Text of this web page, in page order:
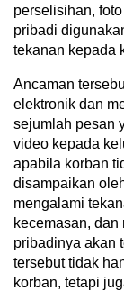
perselisihan,
pribadi
tekanan kepada
Ancaman
elektronik dan
sejumlah pesan
video kepada
apabila korban
disampaikan
mengalami
kecemasan,
pribadinya akan
tersebut tidak
korban, tetapi